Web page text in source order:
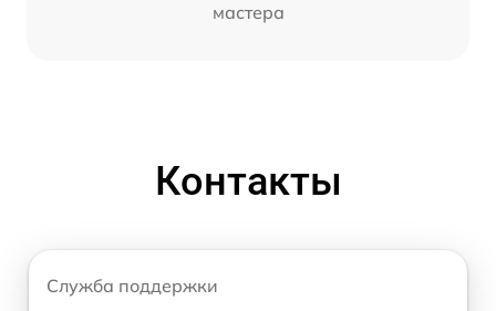
мастера
Контакты
Служба поддержки